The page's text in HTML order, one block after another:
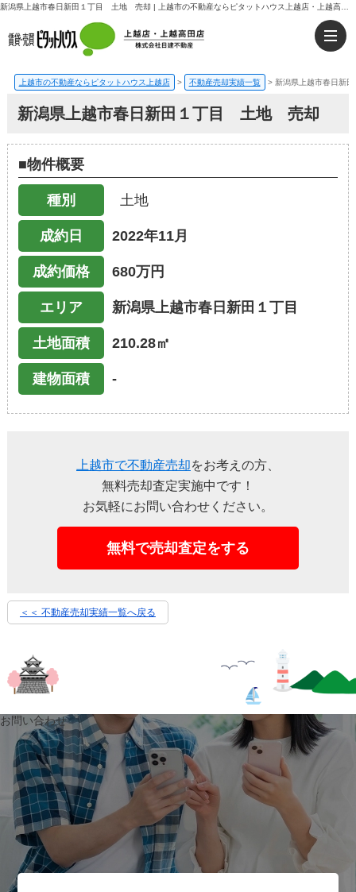
上越市の不動産ならピタットハウス上越店 > 不動産売却実績一覧 > 新潟県上越市春日新
新潟県上越市春日新田１丁目 土地 売却
■物件概要
種別 土地
成約日 2022年11月
成約価格 680万円
エリア 新潟県上越市春日新田１丁目
土地面積 210.28㎡
建物面積 -
上越市で不動産売却をお考えの方、
無料売却査定実施中です！
お気軽にお問い合わせください。
無料で売却査定をする
＜＜ 不動産売却実績一覧へ戻る
お問い合わせ